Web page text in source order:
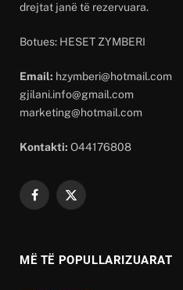
drejtat janë të rezervuara.
Botues: HESET ZYMBERI
Email: hzymberi@hotmail.com
gjilani.info@gmail.com
marketing@hotmail.com
Kontakti: O44176808
Facebook
X
MË TË POPULLARIZUARAT